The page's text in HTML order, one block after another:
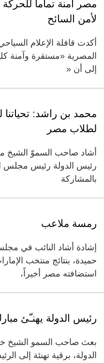
مصر آمنة تماماً للحركة
لأمن السائح
أكدت قافلة الإعلام
المصرية «مستقرة وآمنة
إلى أن «
محمد بن راشد: ‏تحياتنا
لطلاب مصر
أشاد صاحب السموّ الشيخ
رئيس الدولة رئيس مجلس
بالمشاركة
رمسة ملاعب
إشادة أشاد النائب في
حميدة، بنتائج منتخب
استضافته مصر أخيراً،
رئيس الدولة يهنـّئ
بعث صاحب السمو الشيخ
الدولة، برقية تهنئة إلى